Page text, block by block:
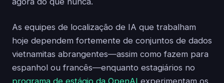
As equipes de localização de IA que trabalham
hoje dependem fortemente de conjuntos de dados
vietnamitas abrangentes—assim como fazem para
espanhol ou francês—enquanto estagiários no